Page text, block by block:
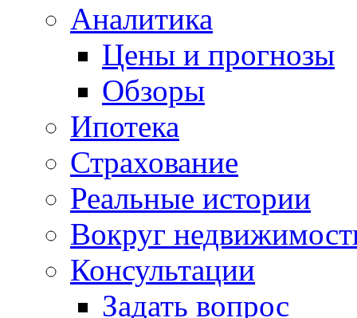
Аналитика
Цены и прогнозы
Обзоры
Ипотека
Страхование
Реальные истории
Вокруг
Консультации
Задать вопрос